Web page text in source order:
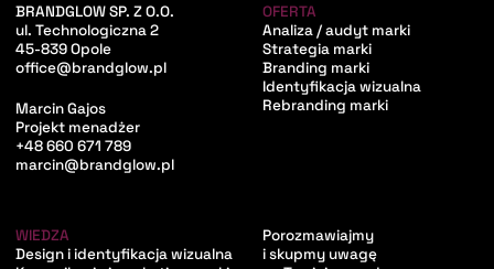
BRANDGLOW SP. Z O.O.
ul. Technologiczna 2
45-839 Opole
office@brandglow.pl
Marcin Gajos
Projekt menadżer
+48 660 671 789
marcin@brandglow.pl
OFERTA
Analiza / audyt marki
Strategia marki
Branding marki
Identyfikacja wizualna
Rebranding marki
WIEDZA
Design i identyfikacja wizualna
Porozmawiajmy
i skupmy uwagę